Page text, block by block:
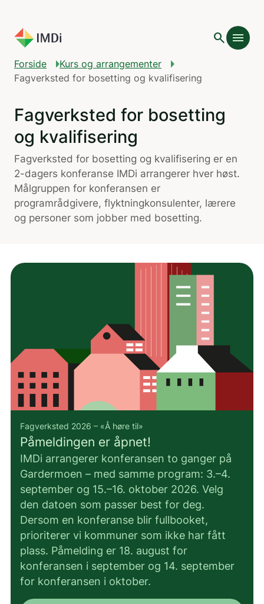
search menu
Forside
Kurs og arrangementer
Fagverksted for bosetting og kvalifisering
Fagverksted for bosetting
og kvalifisering
Fagverksted for bosetting og kvalifisering er en
2-dagers konferanse IMDi arrangerer hver høst.
Målgruppen for konferansen er
programrådgivere, flyktningkonsulenter, lærere
og personer som jobber med bosetting.
Fagverksted 2026 – «Å høre til»
Påmeldingen er åpnet!
IMDi arrangerer konferansen to ganger på
Gardermoen – med samme program: 3.–4.
september og 15.–16. oktober 2026. Velg
den datoen som passer best for deg.
Dersom en konferanse blir fullbooket,
prioriterer vi kommuner som ikke har fått
plass. Påmelding er 18. august for
konferansen i september og 14. september
for konferansen i oktober.